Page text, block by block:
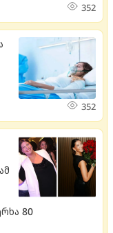
352
352
80